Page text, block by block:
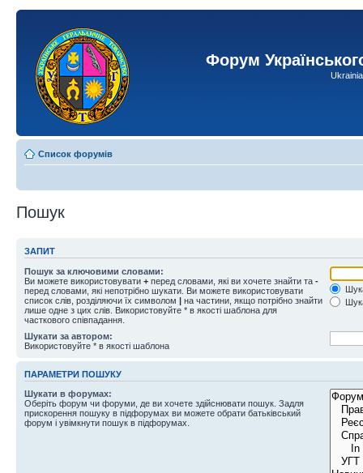
Форум
Список форумів
Пошук
ЗАПИТ
Пошук за ключовими словами:
Ви можете використовувати + перед словами, які ви хочете знайти та -
перед словами, які непотрібно шукати. Ви можете використовувати
список слів, розділяючи їх символом | на частини, якщо потрібно знайти
лише одне з цих слів. Використовуйте * в якості шаблона для
часткового співпадання.
Шукати за автором:
Використовуйте * в якості шаблона
ПАРАМЕТРИ ПОШУКУ
Шукати в форумах:
Оберіть форум чи форуми, де ви хочете здійснювати пошук. Задля
прискорення пошуку в підфорумах ви можете обрати батьківський
форум і увімкнути пошук в підфорумах.